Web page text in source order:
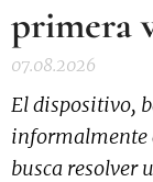
primera
07.08.2026
El dispositivo,
busca resolver